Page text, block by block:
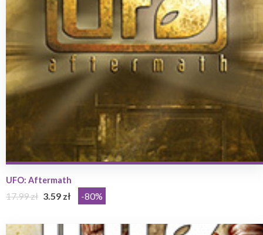
UFO: Aftermath
17.99 zł 3.59 zł -80%